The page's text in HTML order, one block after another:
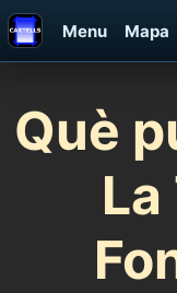
Menu Mapa
Què